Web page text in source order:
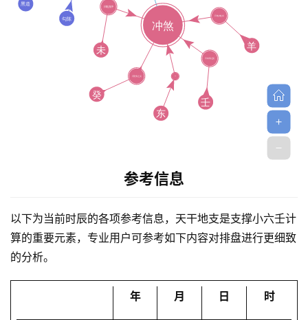
黄
历
参考信息
以下为当前时辰的各项参考信息，天干地支是支撑小六壬计
算的重要元素，专业用户可参考如下内容对排盘进行更细致
的分析。
年 月 日 时